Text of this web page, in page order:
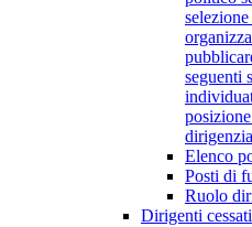
seguenti
Elenco
Posti di
Ruolo
Dirigenti cessati